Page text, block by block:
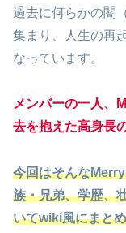
過去に何らかの闇
集まり、人生の再
なっています。
メンバーの一人、
去を抱えた高身長
今回はそんな
族・兄弟、学歴、
いてwiki風にまと